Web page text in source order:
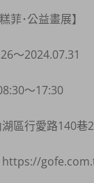
菲･公益畫展】
～2024.07.31
～17:30
區行愛路140巷
https://